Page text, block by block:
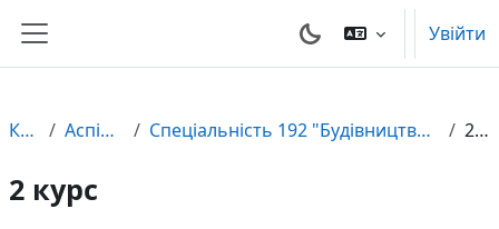
Бокова панель
Увійти
Курси Аспірантура Спеціальність 192 "Будівництво та цивільна інженерія" 2 курс
2 курс